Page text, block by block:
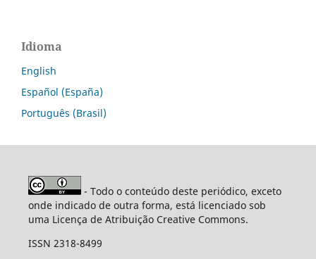
Idioma
English
Español (España)
Português (Brasil)
- Todo o conteúdo deste periódico, exceto
onde indicado de outra forma, está licenciado sob
uma Licença de Atribuição Creative Commons.
ISSN 2318-8499